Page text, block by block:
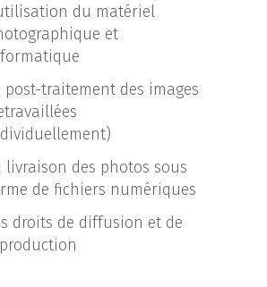
du matériel
et
post-traitement des images
livraison des photos sous
de fichiers numériques
droits de diffusion et de